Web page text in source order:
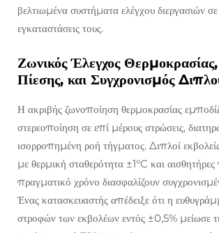
βελτιωμένα συστήματα ελέγχου διεργασιών σε
εγκαταστάσεις τους.
Ζωνικός Έλεγχος
Πίεσης, και Συγχρονισμός
Η ακριβής ζωνοποίηση θερμοκρασίας
στερεοποίηση σε επί μέρους στρώσεις,
ισορροπημένη ροή τήγματος. Διπλοί
με θερμική σταθερότητα ±1°C και αισθητήρες
πραγματικό χρόνο διασφαλίζουν
Ένας κατασκευαστής απέδειξε ότι η
στροφών των εκβολέων εντός ±0,5% μείωσε